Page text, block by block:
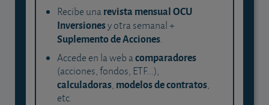
Recibe unarevista mensual OCU
Inversionesy otra semanal +
Suplemento de Acciones.
Accede en la web acomparadores
(acciones, fondos, ETF...),
calculadoras, modelos de contratos,
etc.